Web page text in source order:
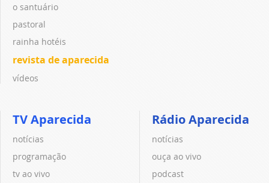
o santuário
pastoral
rainha hotéis
revista de aparecida
vídeos
TV Aparecida
notícias
programação
tv ao vivo
Rádio Aparecida
notícias
ouça ao vivo
podcast